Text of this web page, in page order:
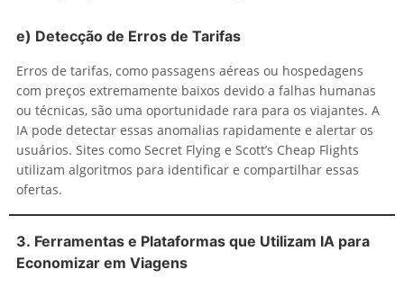
e) Detecção de Erros de Tarifas
Erros de tarifas, como passagens aéreas ou hospedagens
com preços extremamente baixos devido a falhas humanas
ou técnicas, são uma oportunidade rara para os viajantes. A
IA pode detectar essas anomalias rapidamente e alertar os
usuários. Sites como Secret Flying e Scott’s Cheap Flights
utilizam algoritmos para identificar e compartilhar essas
ofertas.
3. Ferramentas e Plataformas que Utilizam IA para
Economizar em Viagens